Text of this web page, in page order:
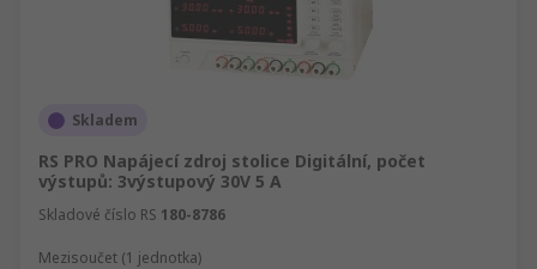
Skladem
RS PRO Napájecí zdroj stolice Digitální, počet
výstupů: 3výstupový 30V 5 A
Skladové číslo RS 180-8786
Mezisoučet (1 jednotka)